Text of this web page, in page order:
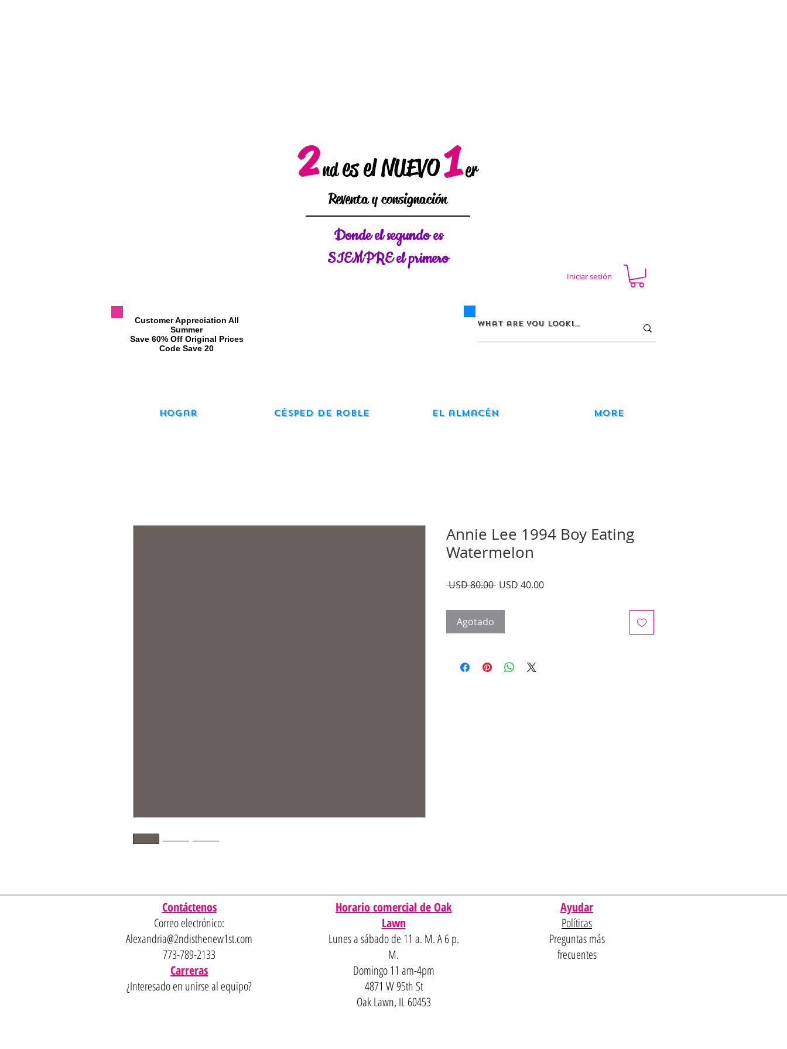
2 nd es el NUEVO1 er
Reventa y consignación
​Customer Appreciation All
Summer
​Save 60% Off Original Prices
​Code Save 20
Donde elsegundo es
SIEMPRE el primero
Iniciar sesión
Hogar Césped de roble El almacén More
Annie Lee 1994 Boy Eating
Watermelon
USD 80.00 Precio
USD 40.00Precio
Agotado
Contáctenos
Correo electrónico:
Alexandria@2ndisthenew1st.com
773-789-2133
Carreras
¿Interesado en unirse al equipo?
Horario comercial de Oak
Lawn
Lunes a sábado de 11 a. M. A 6 p.
M.
Domingo 11 am-4pm
4871 W 95th St
Oak Lawn, IL 60453
Ayudar
Políticas
Preguntas más
frecuentes